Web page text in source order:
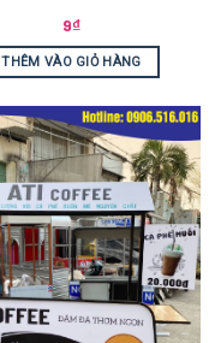
9₫
THÊM VÀO GIỎ HÀNG